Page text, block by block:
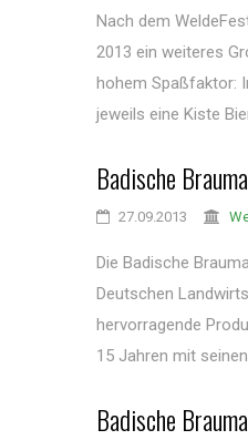
Nach dem
2013 ein weiteres
hohem Spaßfaktor:
jeweils eine Kiste
Badische
27.09.2013
Die Badische
Deutschen
hervorragende
15 Jahren mit
Badische